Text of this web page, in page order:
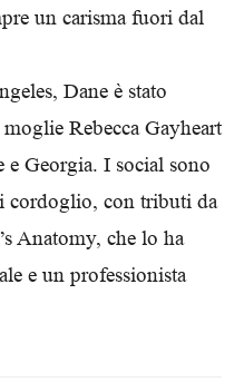
un carisma fuori dal
Dane è stato
Rebecca Gayheart
Georgia. I social sono
cordoglio, con tributi da
Anatomy, che lo ha
e un professionista